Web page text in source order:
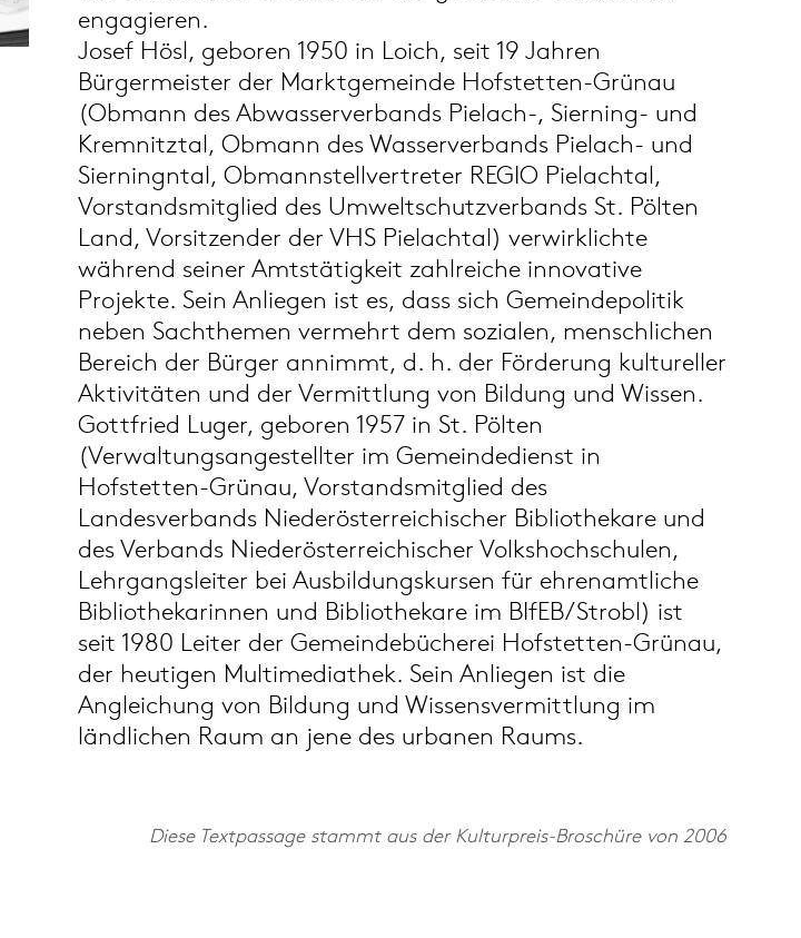
engagieren.
Josef Hösl, geboren 1950 in Loich, seit 19 Jahren
Bürgermeister der Marktgemeinde Hofstetten-Grünau
(Obmann des Abwasserverbands Pielach-, Sierning- und
Kremnitztal, Obmann des Wasserverbands Pielach- und
Sierningntal, Obmannstellvertreter REGIO Pielachtal,
Vorstandsmitglied des Umweltschutzverbands St. Pölten
Land, Vorsitzender der VHS Pielachtal) verwirklichte
während seiner Amtstätigkeit zahlreiche innovative
Projekte. Sein Anliegen ist es, dass sich Gemeindepolitik
neben Sachthemen vermehrt dem sozialen, menschlichen
Bereich der Bürger annimmt, d. h. der Förderung kultureller
Aktivitäten und der Vermittlung von Bildung und Wissen.
Gottfried Luger, geboren 1957 in St. Pölten
(Verwaltungsangestellter im Gemeindedienst in
Hofstetten-Grünau, Vorstandsmitglied des
Landesverbands Niederösterreichischer Bibliothekare und
des Verbands Niederösterreichischer Volkshochschulen,
Lehrgangsleiter bei Ausbildungskursen für ehrenamtliche
Bibliothekarinnen und Bibliothekare im BIfEB/Strobl) ist
seit 1980 Leiter der Gemeindebücherei Hofstetten-Grünau,
der heutigen Multimediathek. Sein Anliegen ist die
Angleichung von Bildung und Wissensvermittlung im
ländlichen Raum an jene des urbanen Raums.
Diese Textpassage stammt aus der Kulturpreis-Broschüre von 2006